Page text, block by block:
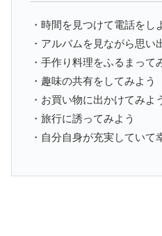
・時間を見つけて電話をし
・アルバムを見ながら思い
・手作り料理をふるまって
・趣味の共有をしてみよう
・お買い物に出かけてみよ
・旅行に誘ってみよう
・自分自身が充実していて